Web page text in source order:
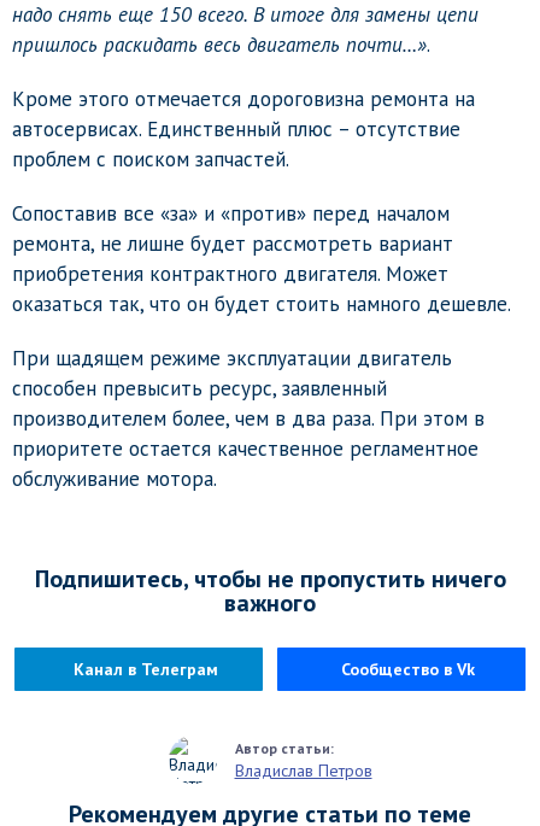
надо снять еще 150 всего. В итоге для замены цепи
пришлось раскидать весь двигатель почти…».
Кроме этого отмечается дороговизна ремонта на
автосервисах. Единственный плюс – отсутствие
проблем с поиском запчастей.
Сопоставив все «за» и «против» перед началом
ремонта, не лишне будет рассмотреть вариант
приобретения контрактного двигателя. Может
оказаться так, что он будет стоить намного дешевле.
При щадящем режиме эксплуатации двигатель
способен превысить ресурс, заявленный
производителем более, чем в два раза. При этом в
приоритете остается качественное регламентное
обслуживание мотора.
Подпишитесь, чтобы не пропустить ничего
важного
Канал в Телеграм Сообщество в Vk
Владислав Петров
Рекомендуем другие статьи по теме